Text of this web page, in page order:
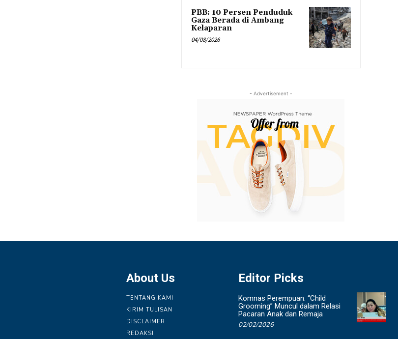
PBB: 10 Persen Penduduk
Gaza Berada di Ambang
Kelaparan
04/08/2026
- Advertisement -
About Us
TENTANG KAMI
KIRIM TULISAN
DISCLAIMER
REDAKSI
Editor Picks
Komnas Perempuan: “Child
Grooming” Muncul dalam Relasi
Pacaran Anak dan Remaja
02/02/2026